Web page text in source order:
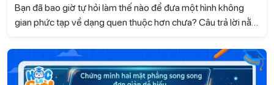
Bạn đã bao giờ tự hỏi làm thế nào để đưa một hình không
gian phức tạp về dạng quen thuộc hơn chưa? Câu trả lời nằm
chương trình Toán 11. Khi nắm vững phần kiến thức này, bạn
sẽ xử lý bài tập nhanh và chính xác hơn. Hãy cùng Gia sư
Học là Giỏi tìm hiểu khái niệm và các tính chất cơ bản ngay